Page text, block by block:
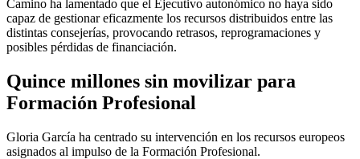
Camino ha lamentado que el Ejecutivo autonómico no haya sido
capaz de gestionar eficazmente los recursos distribuidos entre las
distintas consejerías, provocando retrasos, reprogramaciones y
posibles pérdidas de financiación.
Quince millones sin movilizar para
Formación Profesional
Gloria García ha centrado su intervención en los recursos europeos
asignados al impulso de la Formación Profesional.